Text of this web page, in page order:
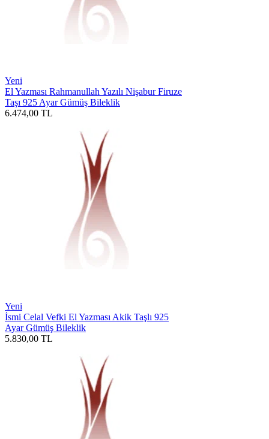
Yeni
El Yazması Rahmanullah Yazılı Nişabur Firuze
Taşı 925 Ayar Gümüş Bileklik
6.474,00 TL
Yeni
İsmi Celal Vefki El Yazması Akik Taşlı 925
Ayar Gümüş Bileklik
5.830,00 TL